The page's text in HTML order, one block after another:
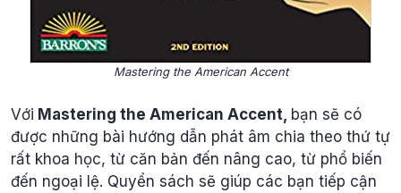
Mastering the American Accent
Với Mastering the American Accent, bạn sẽ có
được những bài hướng dẫn phát âm chia theo thứ tự
rất khoa học, từ căn bản đến nâng cao, từ phổ biến
đến ngoại lệ. Quyển sách sẽ giúp các bạn tiếp cận